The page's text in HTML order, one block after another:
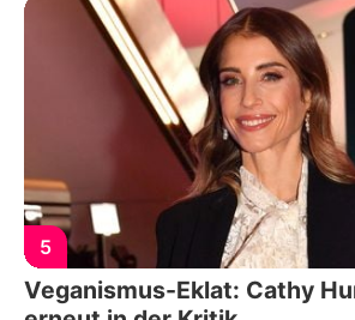
5
Veganismus-Eklat: Cathy